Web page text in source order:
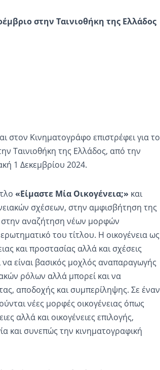
στην Ταινιοθήκη της Ελλάδος
στον Κινηματογράφο επιστρέφει για το
Ταινιοθήκη της Ελλάδος, από την
1 Δεκεμβρίου 2024.
«Είμαστε Μία Οικογένεια;» και
σχέσεων, στην αμφισβήτηση της
στην αναζήτηση νέων μορφών
του τίτλου. Η οικογένεια ως
και προστασίας αλλά και σχέσεις
είναι βασικός μοχλός αναπαραγωγής
ρόλων αλλά μπορεί και να
αποδοχής και συμπερίληψης. Σε έναν
νέες μορφές οικογένειας όπως
αλλά και οικογένειες επιλογής,
και συνεπώς την κινηματογραφική